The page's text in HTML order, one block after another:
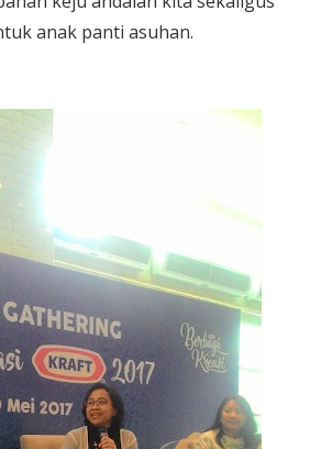
anak panti asuhan.